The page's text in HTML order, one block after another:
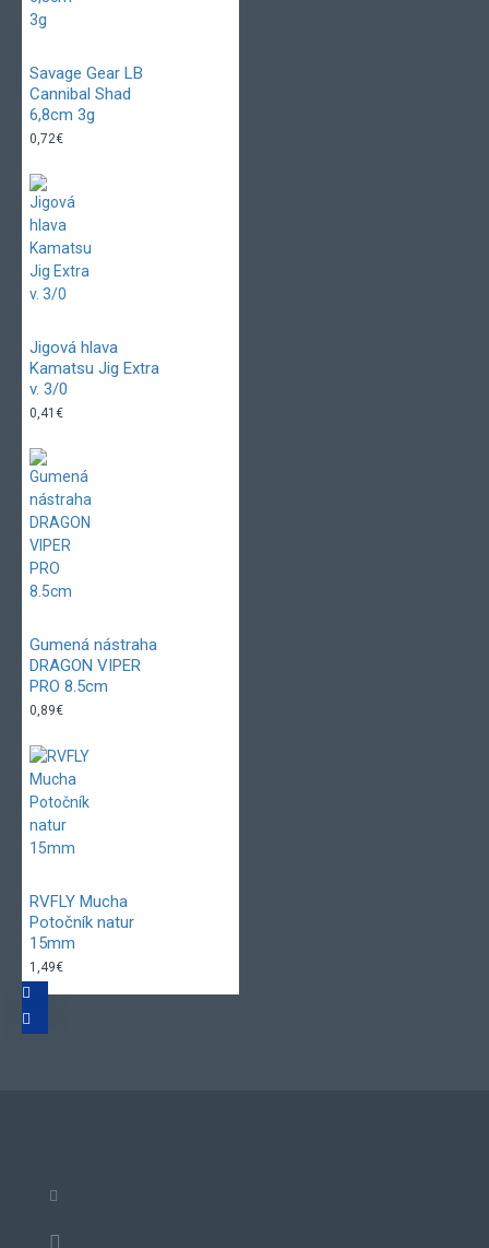
Savage Gear LB
Cannibal Shad
6,8cm 3g
0,72€
Jigová hlava
Kamatsu Jig Extra
v. 3/0
0,41€
Gumená nástraha
DRAGON VIPER
PRO 8.5cm
0,89€
RVFLY Mucha
Potočník natur
15mm
1,49€